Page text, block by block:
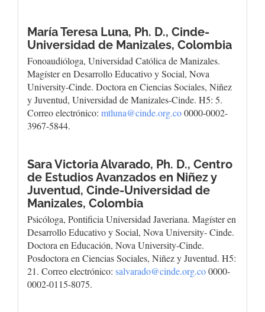
María Teresa Luna, Ph. D., Cinde-
Universidad de Manizales, Colombia
Fonoaudióloga, Universidad Católica de Manizales.
Magíster en Desarrollo Educativo y Social, Nova
University-Cinde. Doctora en Ciencias Sociales, Niñez
y Juventud, Universidad de Manizales-Cinde. H5: 5.
Correo electrónico: mtluna@cinde.org.co0000-0002-
3967-5844.
Sara Victoria Alvarado, Ph. D., Centro
de Estudios Avanzados en Niñez y
Juventud, Cinde-Universidad de
Manizales, Colombia
Psicóloga, Pontificia Universidad Javeriana. Magíster en
Desarrollo Educativo y Social, Nova University- Cinde.
Doctora en Educación, Nova University-Cinde.
Posdoctora en Ciencias Sociales, Niñez y Juventud. H5:
21. Correo electrónico: salvarado@cinde.org.co0000-
0002-0115-8075.